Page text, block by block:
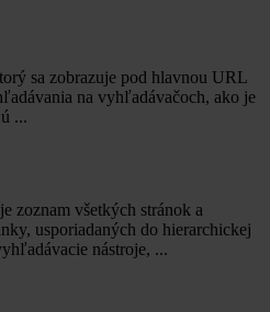
sa zobrazuje pod hlavnou URL
na vyhľadávačoch, ako je
...
zoznam všetkých stránok a
usporiadaných do hierarchickej
nástroje, ...